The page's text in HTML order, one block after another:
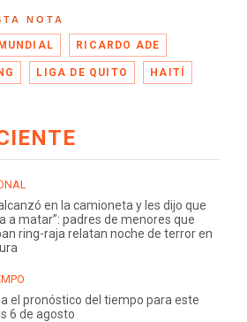
NOTA
RICARDO ADE
LIGA DE QUITO HAITÍ
en la camioneta y les dijo que
a matar”: padres de menores que
ring-raja relatan noche de terror en
el pronóstico del tiempo para este
6 de agosto